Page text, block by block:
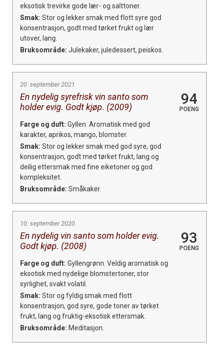
eksotisk trevirke gode lær- og salttoner.
Smak: Stor og lekker smak med flott syre god
konsentrasjon, godt med tørket frukt og lær
utover, lang.
Bruksområde: Julekaker, juledessert, peiskos.
20. september 2021
En nydelig syrefrisk vin santo som
holder evig. Godt kjøp. (2009)
94
POENG
Farge og duft: Gyllen. Aromatisk med god
karakter, aprikos, mango, blomster.
Smak: Stor og lekker smak med god syre, god
konsentrasjon, godt med tørket frukt, lang og
deilig ettersmak med fine eiketoner og god
kompleksitet.
Bruksområde: Småkaker.
10. september 2020
En nydelig vin santo som holder evig.
Godt kjøp. (2008)
93
POENG
Farge og duft: Gyllengrønn. Veldig aromatisk og
eksotisk med nydelige blomstertoner, stor
syrlighet, svakt volatil.
Smak: Stor og fyldig smak med flott
konsentrasjon, god syre, gode toner av tørket
frukt, lang og fruktig-eksotisk ettersmak.
Bruksområde: Meditasjon.